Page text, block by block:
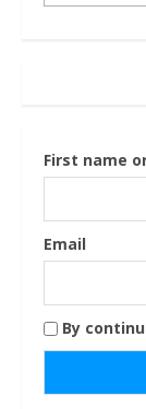
First name
Email
By